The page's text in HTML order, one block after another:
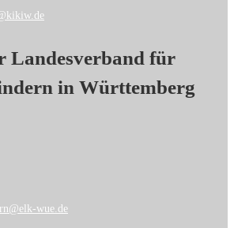
in Württemberg
wue.de